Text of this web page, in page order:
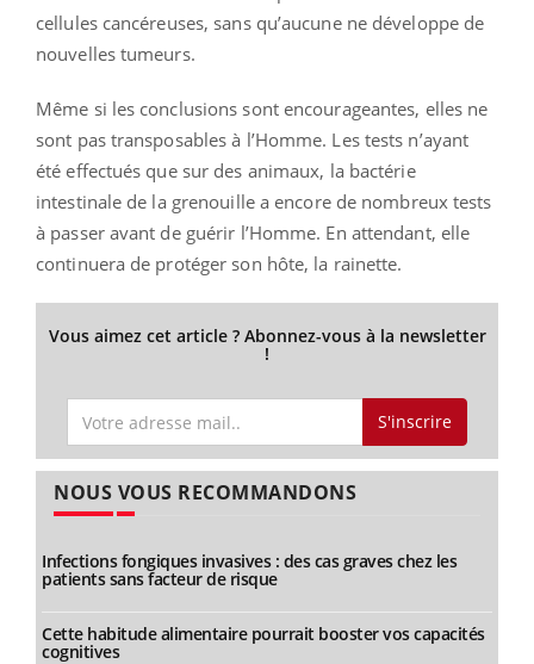
cellules cancéreuses, sans qu’aucune ne développe de
nouvelles tumeurs.
Même si les conclusions sont encourageantes, elles ne
sont pas transposables à l’Homme. Les tests n’ayant
été effectués que sur des animaux, la bactérie
intestinale de la grenouille a encore de nombreux tests
à passer avant de guérir l’Homme. En attendant, elle
continuera de protéger son hôte, la rainette.
Vous aimez cet article ? Abonnez-vous à la newsletter
!
S'inscrire
NOUS VOUS RECOMMANDONS
Infections fongiques invasives : des cas graves chez les
patients sans facteur de risque
Cette habitude alimentaire pourrait booster vos capacités
cognitives